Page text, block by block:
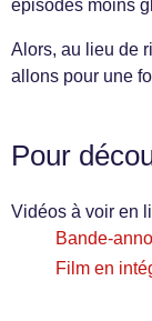
épisodes moins
Alors, au lieu de
allons pour une
Pour
Vidéos à voir en
Bande-
Film en